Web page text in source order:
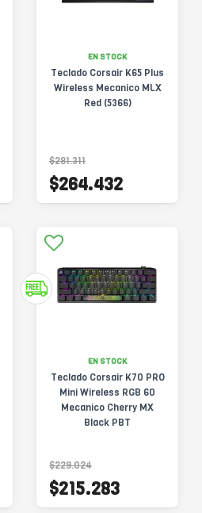
EN STOCK
Teclado Corsair K65 Plus
Wireless Mecanico MLX
Red (5366)
$281.311
$264.432
EN STOCK
Teclado Corsair K70 PRO
Mini Wireless RGB 60
Mecanico Cherry MX
Black PBT
$229.024
$215.283